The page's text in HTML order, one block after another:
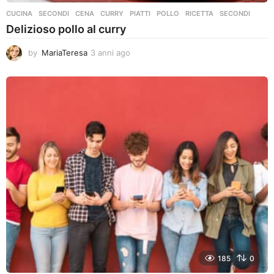
CUCINA ,SECONDI CENA ,CURRY ,PIATTI ,POLLO ,RICETTA ,SECONDI
Delizioso pollo al curry
by MariaTeresa 3 anni ago
n
o
185 0